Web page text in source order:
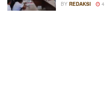
BY REDAKSI 4